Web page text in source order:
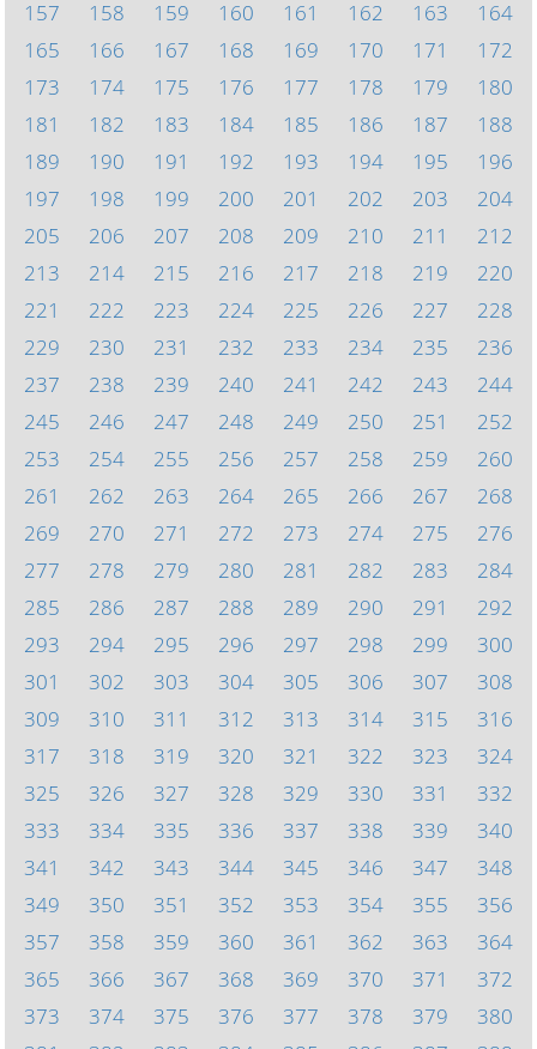
157
158 159 160 161 162 163
164
165
166 167 168 169 170 171
172
173
174 175 176 177 178 179
180
181
182 183 184 185 186 187
188
189
190 191 192 193 194 195
196
197
198 199 200 201 202 203
204
205
206 207 208 209 210 211
212
213
214 215 216 217 218 219
220
221
222 223 224 225 226 227
228
229
230 231 232 233 234 235
236
237
238 239 240 241 242 243
244
245
246 247 248 249 250 251
252
253
254 255 256 257 258 259
260
261
262 263 264 265 266 267
268
269
270 271 272 273 274 275
276
277
278 279 280 281 282 283
284
285
286 287 288 289 290 291
292
293
294 295 296 297 298 299
300
301
302 303 304 305 306 307
308
309
310 311 312 313 314 315
316
317
318 319 320 321 322 323
324
325
326 327 328 329 330 331
332
333
334 335 336 337 338 339
340
341
342 343 344 345 346 347
348
349
350 351 352 353 354 355
356
357
358 359 360 361 362 363
364
365
366 367 368 369 370 371
372
373
374 375 376 377 378 379
380